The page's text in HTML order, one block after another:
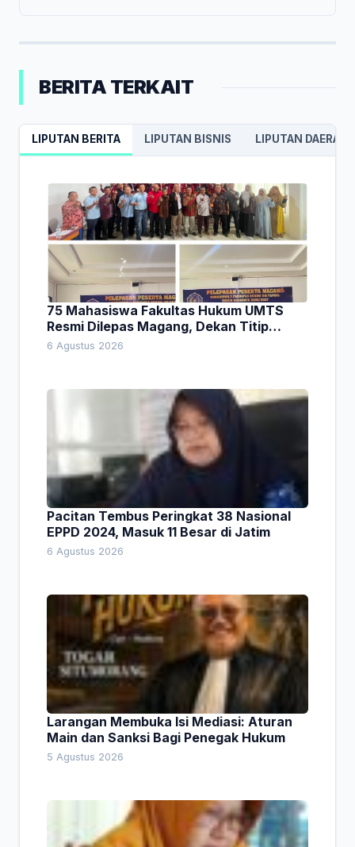
BERITA TERKAIT
LIPUTAN BERITA LIPUTAN BISNIS LIPUTAN DAERAH
75 Mahasiswa Fakultas Hukum UMTS
Resmi Dilepas Magang, Dekan Titip
Empat Pesan Penting
6 Agustus 2026
Pacitan Tembus Peringkat 38 Nasional
EPPD 2024, Masuk 11 Besar di Jatim
6 Agustus 2026
Larangan Membuka Isi Mediasi: Aturan
Main dan Sanksi Bagi Penegak Hukum
5 Agustus 2026